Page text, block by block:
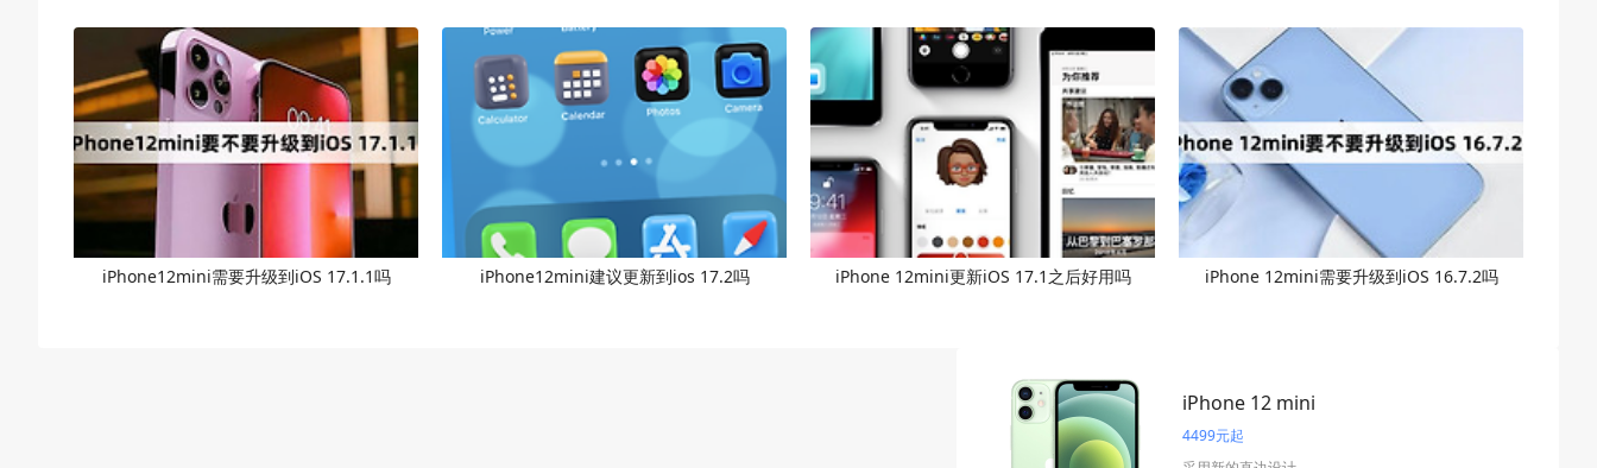
iPhone12mini需要升级到iOS 17.1.1吗 iPhone12mini建议更新到ios 17.2吗 iPhone 12mini更新iOS 17.1之后好用吗 iPhone 12mini需要升级到iOS 16.7.2吗
iPhone 12 mini
4499元起